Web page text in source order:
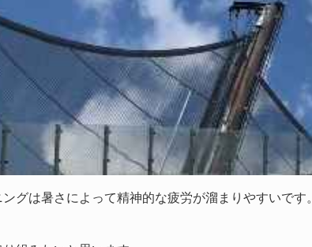
グは暑さによって精神的な疲労が溜まりやすいです。